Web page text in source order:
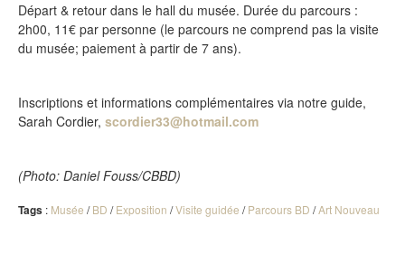
Départ & retour dans le hall du musée. Durée du parcours :
2h00, 11€ par personne (le parcours ne comprend pas la visite
du musée; paiement à partir de 7 ans).
Inscriptions et informations complémentaires via notre guide,
Sarah Cordier, scordier33@hotmail.com
(Photo: Daniel Fouss/CBBD)
Tags : Musée /BD /Exposition /Visite guidée /Parcours BD /Art Nouveau